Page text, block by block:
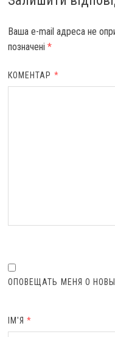
Ваша e-mail адреса не
позначені *
КОМЕНТАР *
ОПОВЕЩАТЬ МЕНЯ О
ІМ'Я*